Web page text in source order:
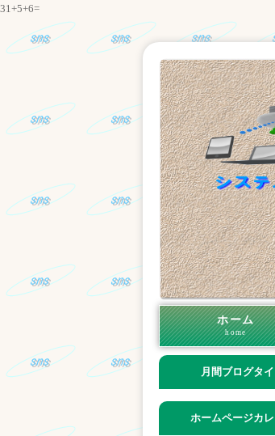
31+5+6=
ホーム
home
月間ブログタ
ホームページカ